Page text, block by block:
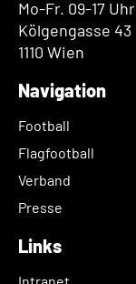
Mo-Fr. 09-17 Uhr
Kölgengasse 43
1110 Wien
Navigation
Football
Flagfootball
Verband
Presse
Links